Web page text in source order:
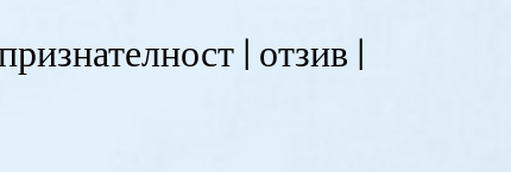
| отзив |